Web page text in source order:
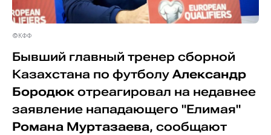
©КФФ
Бывший главный тренер сборной
Казахстана по футболу Александр
Бородюкотреагировал на недавнее
заявление нападающего "Елимая"
Романа Муртазаева, сообщают